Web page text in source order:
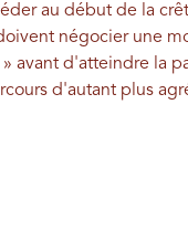
au début de la
négocier une
avant d'atteindre la
d'autant plus